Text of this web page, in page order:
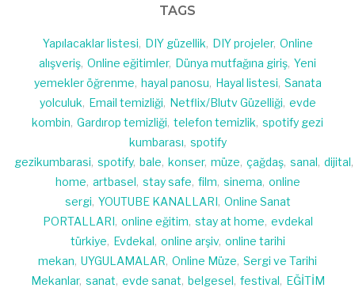
TAGS
Yapılacaklar listesi, DIY güzellik, DIY projeler, Online
alışveriş, Online eğitimler, Dünya mutfağına giriş, Yeni
yemekler öğrenme, hayal panosu, Hayal listesi, Sanata
yolculuk, Email temizliği, Netflix/Blutv Güzelliği, evde
kombin, Gardırop temizliği, telefon temizlik, spotify gezi
kumbarası, spotify
gezikumbarasi, spotify, bale, konser, müze, çağdaş, sanal, dijital,
home, artbasel, stay safe, film, sinema, online
sergi, YOUTUBE KANALLARI, Online Sanat
PORTALLARI, online eğitim, stay at home, evdekal
türkiye, Evdekal, online arşiv, online tarihi
mekan, UYGULAMALAR, Online Müze, Sergi ve Tarihi
Mekanlar, sanat, evde sanat, belgesel, festival, EĞİTİM